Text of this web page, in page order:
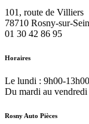
101, route de Villiers
78710 Rosny-sur-
01 30 42 86 95
Horaires
Le lundi : 9h00-
Du mardi au
Rosny Auto Pièces